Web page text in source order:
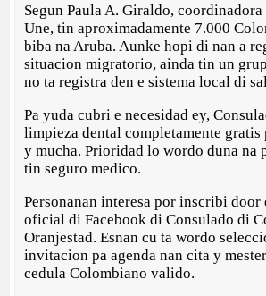
Segun Paula A. Giraldo,
Une, tin aproximadamente 7.000
biba na Aruba. Aunke hopi di nan a
situacion migratorio, ainda tin un
no ta registra den e sistema local di
Pa yuda cubri e necesidad ey,
limpieza dental completamente gratis
y mucha. Prioridad lo wordo duna na
tin seguro medico.
Personanan interesa por inscribi door
oficial di Facebook di Consulado di
Oranjestad. Esnan cu ta wordo
invitacion pa agenda nan cita y
cedula Colombiano valido.